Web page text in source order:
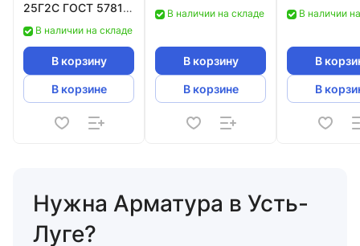
25Г2С ГОСТ 5781-
82В наличии на складе
В корзину
В корзине
В наличии на складе
В корзину
В корзине
В наличии
В
В
Нужна Арматура в Усть-
Луге?